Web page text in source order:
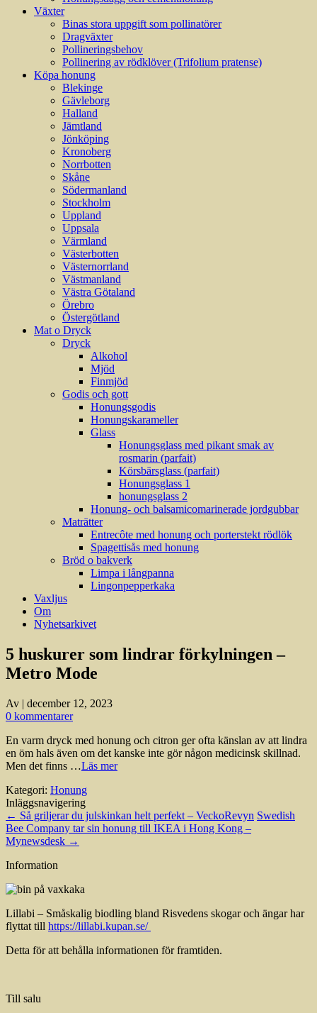
Växter
Binas stora uppgift som pollinatörer
Dragväxter
Pollineringsbehov
Pollinering av rödklöver (Trifolium pratense)
Köpa honung
Blekinge
Gävleborg
Halland
Jämtland
Jönköping
Kronoberg
Norrbotten
Skåne
Södermanland
Stockholm
Uppland
Uppsala
Värmland
Västerbotten
Västernorrland
Västmanland
Västra Götaland
Örebro
Östergötland
Mat o Dryck
Dryck
Alkohol
Mjöd
Finmjöd
Godis och gott
Honungsgodis
Honungskarameller
Glass
Honungsglass med pikant smak av
rosmarin (parfait)
Körsbärsglass (parfait)
Honungsglass 1
honungsglass 2
Honung- och balsamicomarinerade jordgubbar
Maträtter
Entrecôte med honung och porterstekt rödlök
Spagettisås med honung
Bröd o bakverk
Limpa i långpanna
Lingonpepperkaka
Vaxljus
Om
Nyhetsarkivet
5 huskurer som lindrar förkylningen –
Metro Mode
Av | december 12, 2023
0 kommentarer
En varm dryck med honung och citron ger ofta känslan av att lindra
en öm hals även om det kanske inte gör någon medicinsk skillnad.
Men det finns …Läs mer
Kategori: Honung
Inläggsnavigering
← Så griljerar du julskinkan helt perfekt – VeckoRevyn Swedish
Bee Company tar sin honung till IKEA i Hong Kong –
Mynewsdesk →
Information
Lillabi – Småskalig biodling bland Risvedens skogar och ängar har
flyttat till https://lillabi.kupan.se/
Detta för att behålla informationen för framtiden.
Till salu